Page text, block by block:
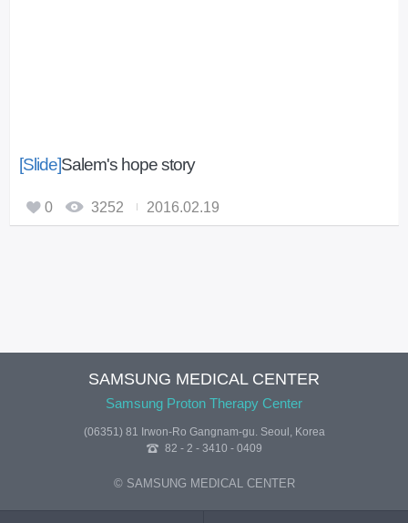
[Slide]Salem's hope story
0 3252 2016.02.19
SAMSUNG MEDICAL CENTER
Samsung Proton Therapy Center
(06351) 81 Irwon-Ro Gangnam-gu. Seoul, Korea
82 - 2 - 3410 - 0409
© SAMSUNG MEDICAL CENTER